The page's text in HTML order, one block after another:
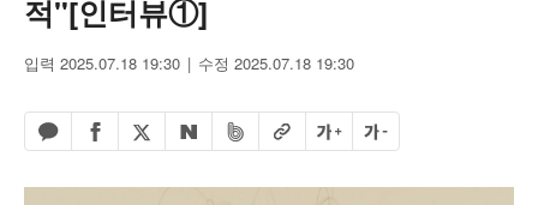
적"[인터뷰①]
입력 2025.07.18 19:30 수정 2025.07.18 19:30
카카오톡 공유하기
페이스북 공유하기
엑스 공유하기
네이버 공유하기
밴드 공유하기
URL복사글자 크게글자 작게